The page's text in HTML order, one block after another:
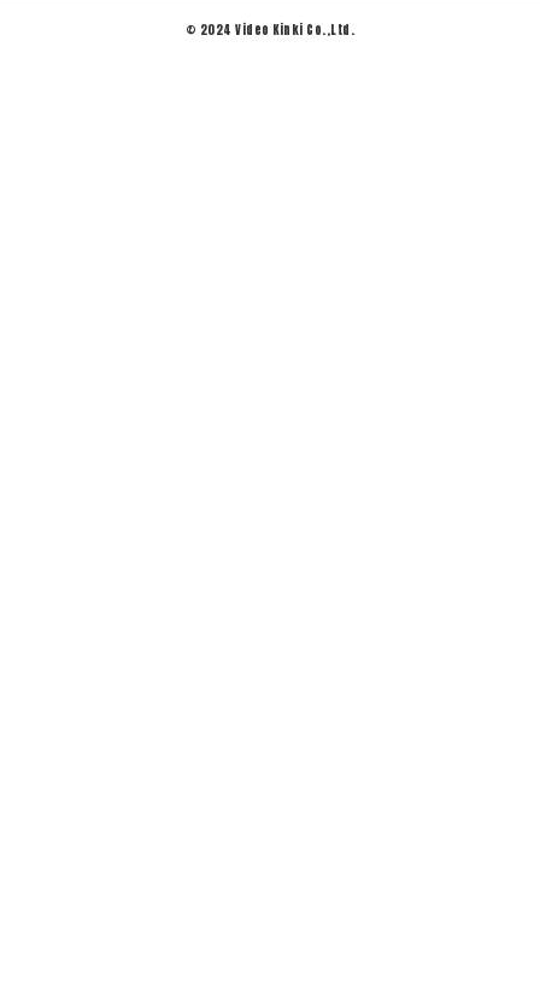
© 2024 Video Kinki Co.,Ltd.